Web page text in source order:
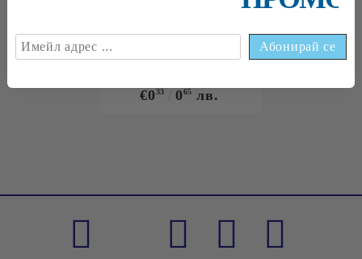
18 35
€033 065 лв.